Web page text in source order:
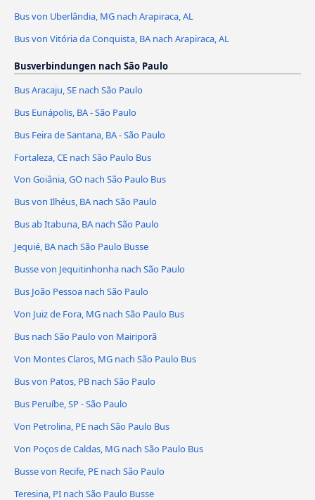
Bus von Uberlândia, MG nach Arapiraca, AL
Bus von Vitória da Conquista, BA nach Arapiraca, AL
Busverbindungen nach São Paulo
Bus Aracaju, SE nach São Paulo
Bus Eunápolis, BA - São Paulo
Bus Feira de Santana, BA - São Paulo
Fortaleza, CE nach São Paulo Bus
Von Goiânia, GO nach São Paulo Bus
Bus von Ilhéus, BA nach São Paulo
Bus ab Itabuna, BA nach São Paulo
Jequié, BA nach São Paulo Busse
Busse von Jequitinhonha nach São Paulo
Bus João Pessoa nach São Paulo
Von Juiz de Fora, MG nach São Paulo Bus
Bus nach São Paulo von Mairiporã
Von Montes Claros, MG nach São Paulo Bus
Bus von Patos, PB nach São Paulo
Bus Peruíbe, SP - São Paulo
Von Petrolina, PE nach São Paulo Bus
Von Poços de Caldas, MG nach São Paulo Bus
Busse von Recife, PE nach São Paulo
Teresina, PI nach São Paulo Busse